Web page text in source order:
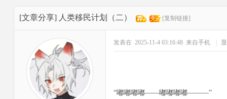
巨» › › ›
[文章分享] 人类移民计划（二） [复制链接]
发表在 2025-11-4 03:16:48 来自手机
“嘟嘟嘟嘟——嘟嘟嘟嘟———”